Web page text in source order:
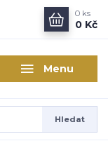
Menu
Hledat
0 ks
0 Kč